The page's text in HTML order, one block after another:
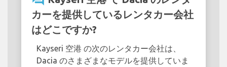
カーを提供しているレンタカー会社
はどこですか?
Kayseri 空港 の次のレンタカー会社は、
Dacia のさまざまなモデルを提供していま